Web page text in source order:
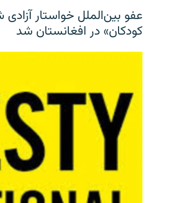
عفو بین‌الملل خواستار
کودکان» در افغانستان شد